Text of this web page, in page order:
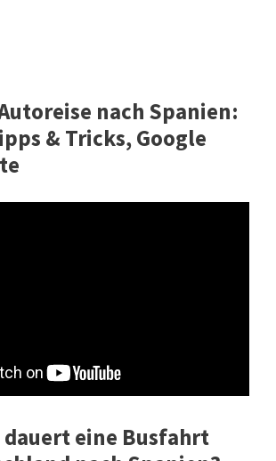
nach Spanien:
& Tricks, Google
dauert eine Busfahrt